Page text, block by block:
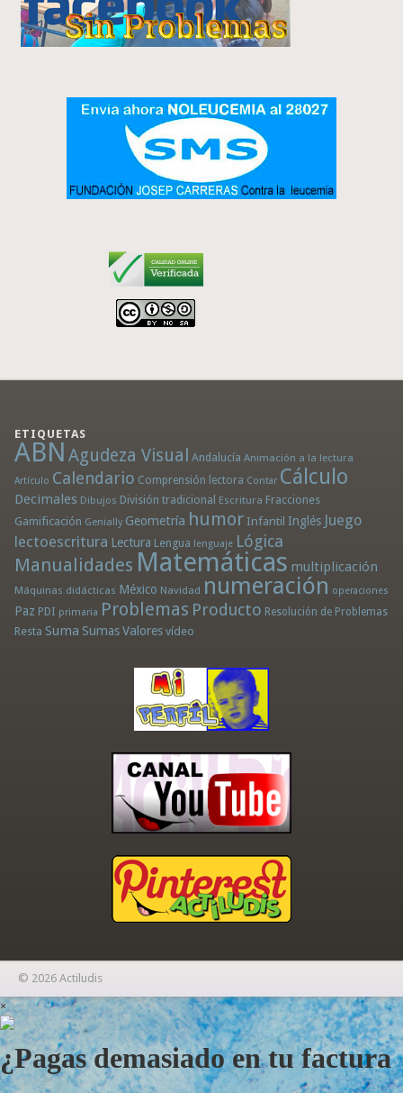
ETIQUETAS
ABN Agudeza Visual Andalucía Animación a la lectura
Artículo Calendario Comprensión lectora Contar Cálculo
Decimales Dibujos División tradicional Escritura Fracciones
Gamificación Genially Geometría humor Infantil Inglés Juego
lectoescritura Lectura Lengua lenguaje Lógica
Manualidades Matemáticas multiplicación
Máquinas didácticas México Navidad numeración operaciones
Paz PDI primaria Problemas Producto Resolución de Problemas
Resta Suma Sumas Valores vídeo
© 2026 Actiludis
×
¿Pagas demasiado en tu factura